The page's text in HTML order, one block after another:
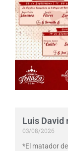
Luis David
03/08/2026
*El matador